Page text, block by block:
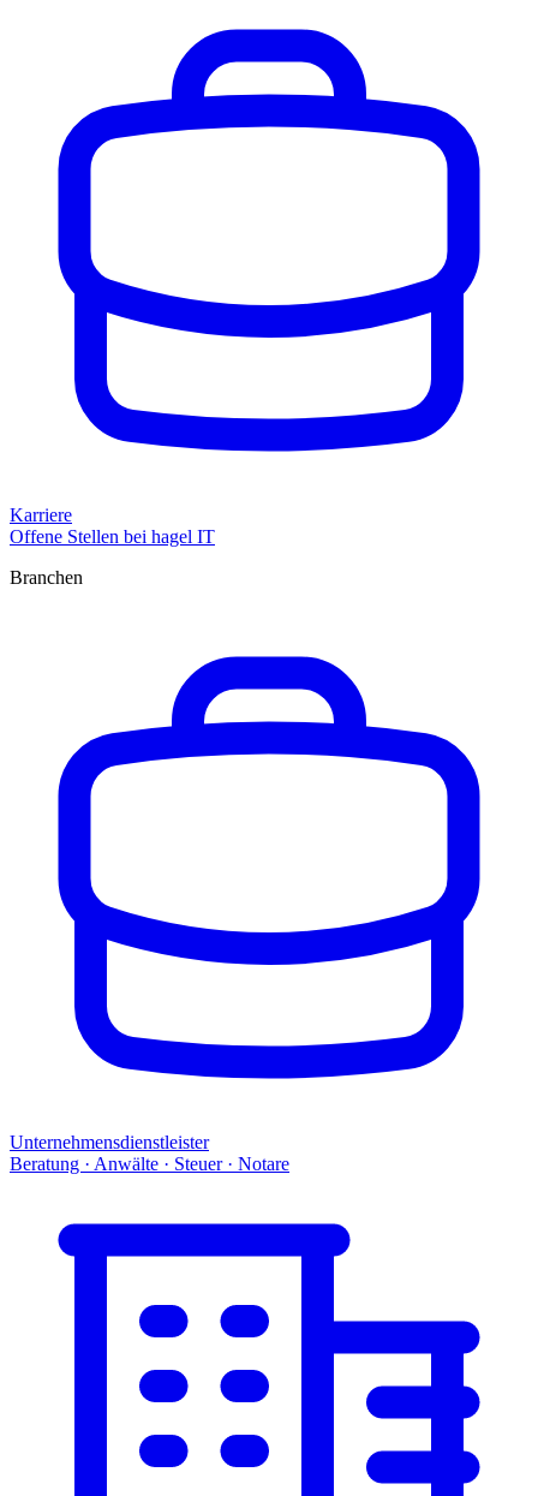
Karriere
Offene Stellen bei hagel IT
Branchen
Unternehmensdienstleister
Beratung · Anwälte · Steuer · Notare